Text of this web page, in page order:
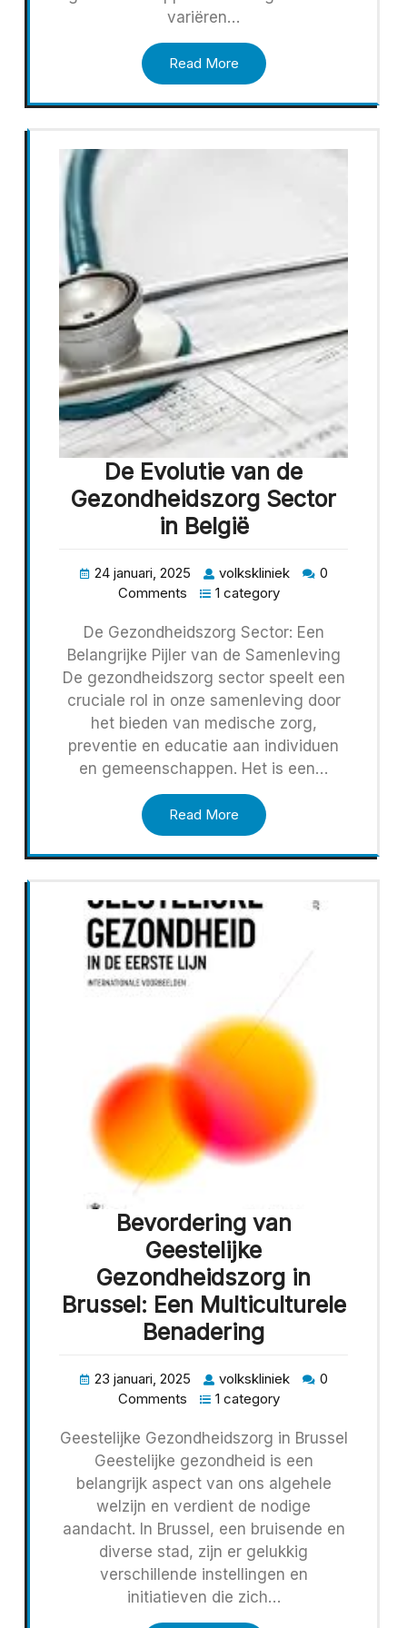
variëren…
Read More
De Evolutie van de
Gezondheidszorg Sector
in België
24 januari, 2025 volkskliniek
0
Comments
1 category
De Gezondheidszorg Sector: Een
Belangrijke Pijler van de Samenleving
De gezondheidszorg sector speelt een
cruciale rol in onze samenleving door
het bieden van medische zorg,
preventie en educatie aan individuen
en gemeenschappen. Het is een…
Read More
Bevordering van
Geestelijke
Gezondheidszorg in
Brussel: Een Multiculturele
Benadering
23 januari, 2025 volkskliniek
0
Comments
1 category
Geestelijke Gezondheidszorg in Brussel
Geestelijke gezondheid is een
belangrijk aspect van ons algehele
welzijn en verdient de nodige
aandacht. In Brussel, een bruisende en
diverse stad, zijn er gelukkig
verschillende instellingen en
initiatieven die zich…